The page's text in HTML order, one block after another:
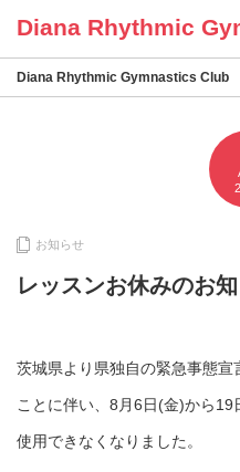
Diana Rhythmic Gymnastics Club
お知らせ
レッスンお休みのお
茨城県より県独自の緊急事態
ことに伴い、8月6日(金)から
使用できなくなりました。